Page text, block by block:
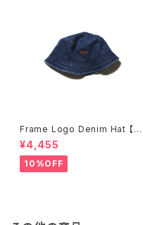
Frame Logo Denim Hat 【Fr
ame】
¥4,455
10%OFF